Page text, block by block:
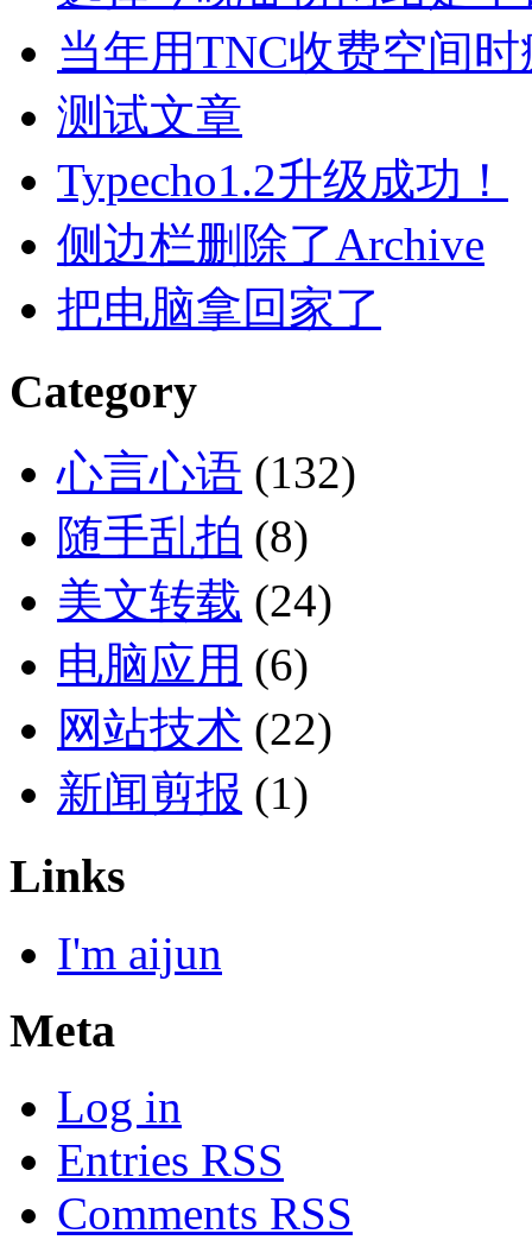
当年用TNC收费空间
测试文章
Typecho1.2升级成功！
侧边栏删除了Archive
把电脑拿回家了
Category
心言心语 (132)
随手乱拍 (8)
美文转载 (24)
电脑应用 (6)
网站技术 (22)
新闻剪报 (1)
Links
I'm aijun
Meta
Log in
Entries RSS
Comments RSS